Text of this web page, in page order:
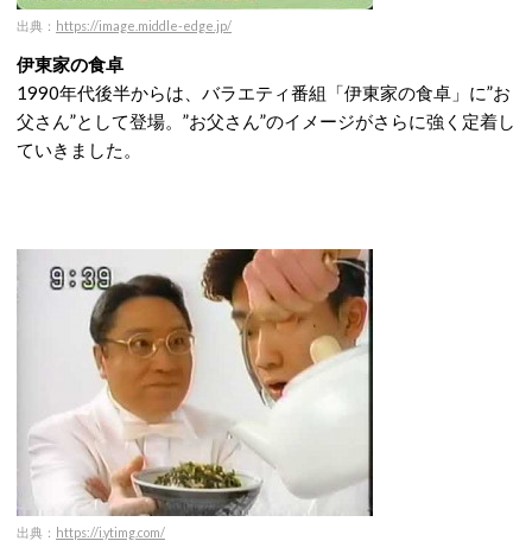
出典： https://image.middle-edge.jp/
伊東家の食卓
1990年代後半からは、バラエティ番組「伊東家の食卓」に”お
父さん”として登場。”お父さん”のイメージがさらに強く定着し
ていきました。
出典： https://i.ytimg.com/